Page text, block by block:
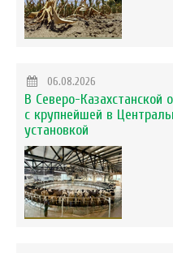
06.08.2026
В Северо-
с крупнейшей в
установкой